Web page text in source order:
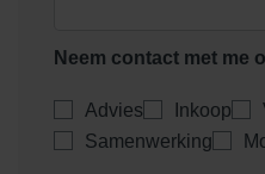
Neem contact met me
Advies Inkoop
Samenwerking